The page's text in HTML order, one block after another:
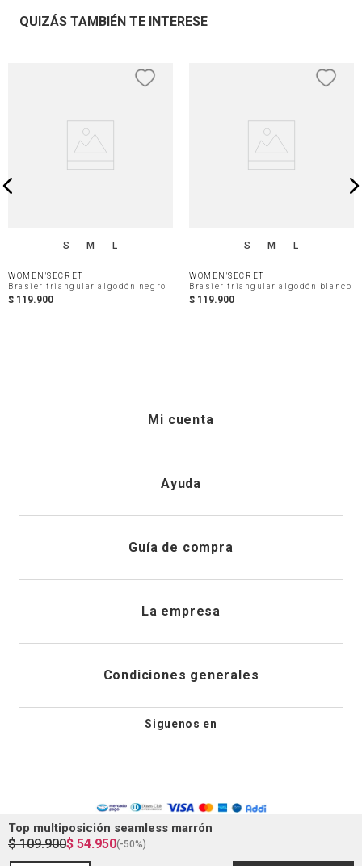
Top multiposición seamless marrón
$ 109.900$ 54.950(-50%)
QUIZÁS TAMBIÉN TE INTERESE
S M L
WOMEN'SECRET
Brasier triangular algodón negro
$ 119.900
S M L
WOMEN'SECRET
Brasier triangular algodón blanco
$ 119.900
Mi cuenta
Registrarme
Historial de pedidos
Ayuda
Envíanos un email
Cambios, devoluciones y desistimiento
Guía de compra
Cuidado de prendas
La empresa
Tiendas
Condiciones generales
Aviso legal
Política de privacidad
Siguenos en